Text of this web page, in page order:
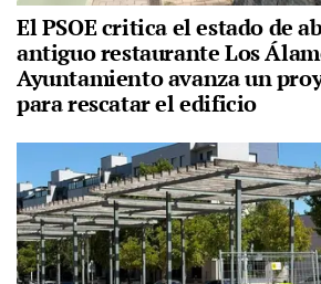
El PSOE critica el estado de
antiguo restaurante Los
Ayuntamiento avanza un
para rescatar el edificio